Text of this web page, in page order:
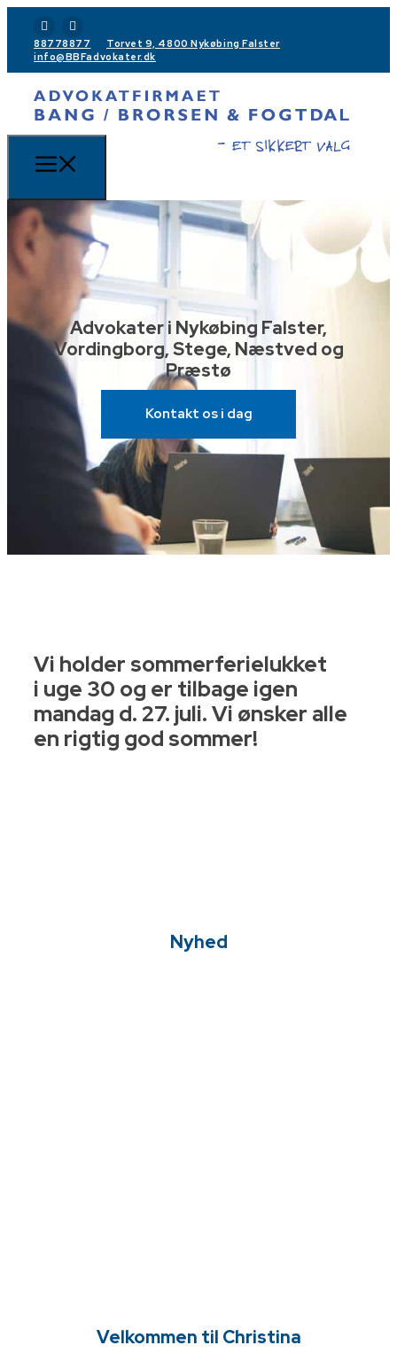
88778877
Torvet 9, 4800 Nykøbing Falster
info@BBFadvokater.dk
Advokater i Nykøbing Falster,
Vordingborg, Stege, Næstved og
Præstø
Kontakt os i dag
Vi holder sommerferielukket
i uge 30 og er tilbage igen
mandag d. 27. juli. Vi ønsker alle
en rigtig god sommer!
Nyhed
Velkommen til Christina